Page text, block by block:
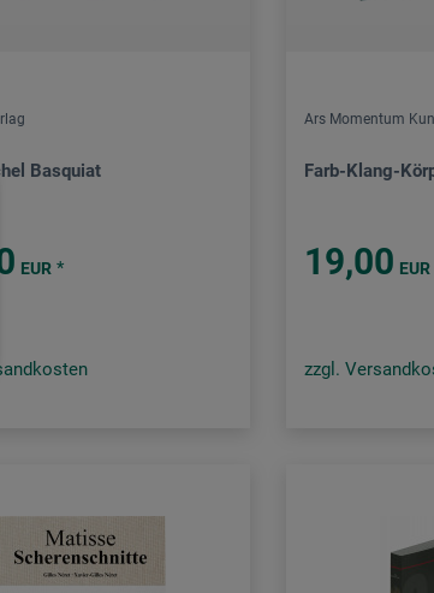
Basquiat
EUR *
Ars Momentum
Farb-Klang-
19,00 EUR
zzgl.